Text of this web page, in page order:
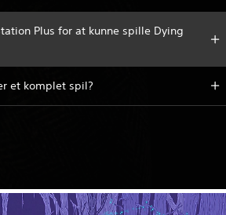
Plus for at kunne spille Dying
et komplet spil?